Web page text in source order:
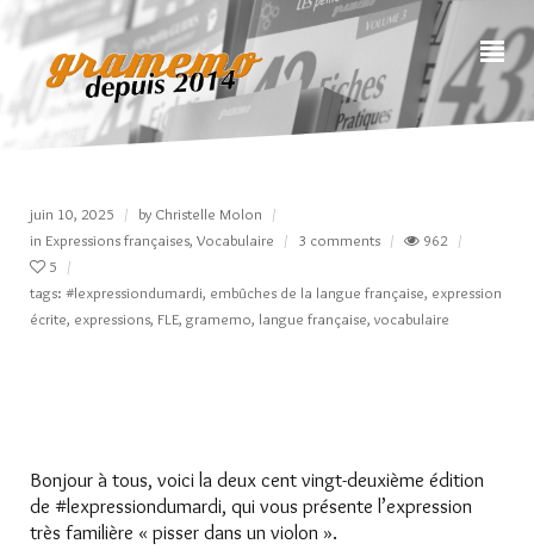
juin 10, 2025 by Christelle Molon
in Expressions françaises, Vocabulaire 3 comments
962
5
tags: #lexpressiondumardi, embûches de la langue française, expression
écrite, expressions, FLE, gramemo, langue française,vocabulaire
Bonjour à tous, voici la deux cent vingt-deuxième édition
de #lexpressiondumardi, qui vous présente l’expression
très familière « pisser dans un violon ».